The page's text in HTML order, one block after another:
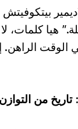
هيا كلمات،
الوقت الراهن.
تاريخ من